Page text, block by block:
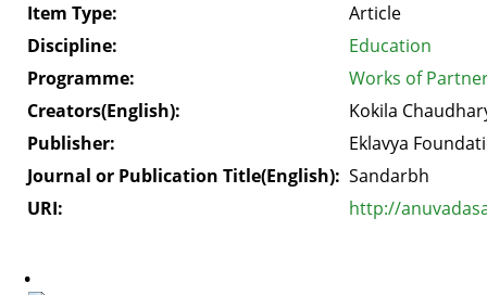
Item Type:
Article
Discipline:
Education
Programme:
Works of
Creators(English):
Kokila
Publisher:
Eklavya
Journal or Publication Title(English): Sandarbh
URI:
http://
.